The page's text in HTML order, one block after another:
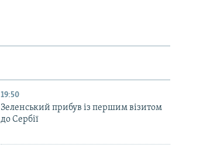
19:50
Зеленський прибув із першим візитом
до Сербії